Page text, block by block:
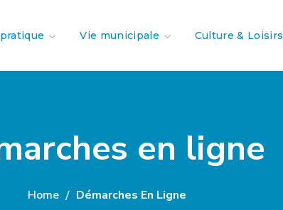
Vie municipale Culture & Loisirs
en ligne
Home Démarches En Ligne